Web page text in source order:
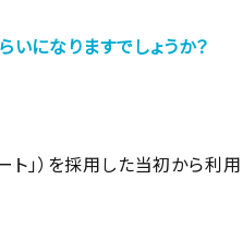
いになりますでしょうか？
ト」）を採用した当初から利